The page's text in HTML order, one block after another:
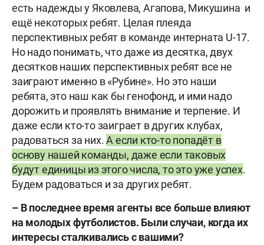
есть надежды у Яковлева, Агапова, Микушина и
ещё некоторых ребят. Целая плеяда
перспективных ребят в команде интерната U-17.
Но надо понимать, что даже из десятка, двух
десятков наших перспективных ребят все не
заиграют именно в «Рубине». Но это наши
ребята, это наш как бы генофонд, и ими надо
дорожить и проявлять внимание и терпение. И
даже если кто-то заиграет в других клубах,
радоваться за них.А если кто-то попадёт в
основу нашей команды, даже если таковых
будут единицы из этого числа, то это уже успех.
Будем радоваться и за других ребят.
– В последнее время агенты все больше влияют
на молодых футболистов. Были случаи, когда их
интересы сталкивались с вашими?